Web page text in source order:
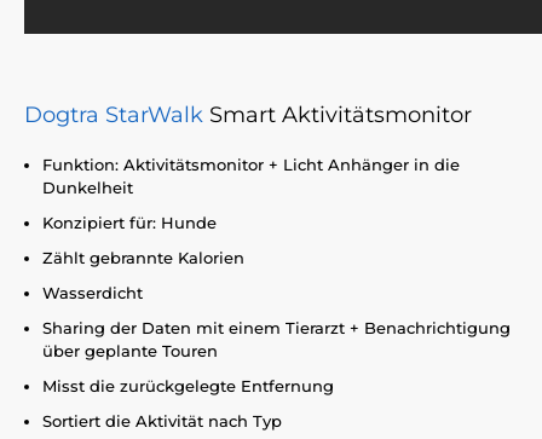
Dogtra StarWalk Smart Aktivitätsmonitor
Funktion: Aktivitätsmonitor + Licht Anhänger in die
Dunkelheit
Konzipiert für: Hunde
Zählt gebrannte Kalorien
Wasserdicht
Sharing der Daten mit einem Tierarzt + Benachrichtigung
über geplante Touren
Misst die zurückgelegte Entfernung
Sortiert die Aktivität nach Typ